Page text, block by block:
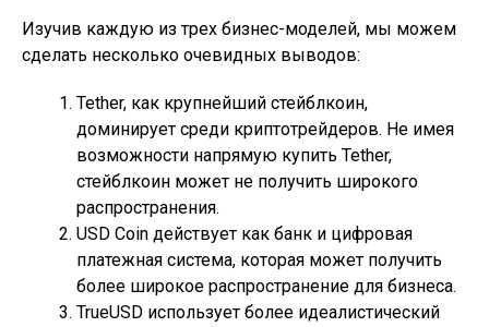
Изучив каждую из трех бизнес-моделей, мы можем
сделать несколько очевидных выводов:
Tether, как крупнейший стейблкоин,
доминирует среди криптотрейдеров. Не имея
возможности напрямую купить Tether,
стейблкоин может не получить широкого
распространения.
USD Coin действует как банк и цифровая
платежная система, которая может получить
более широкое распространение для бизнеса.
TrueUSD использует более идеалистический